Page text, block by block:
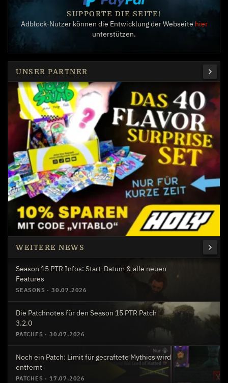
SUPPORTE DIE SEITE!
Adblock-Nutzer können die Entwicklung der Webseite hier
unterstützen.
UNSER PARTNER
WEITERE NEWS
Season 15 PTR Infos: Start-Datum & alle neuen
Features
SEASONS · 30.07.2026
Die Patchnotes für den Season 15 PTR Patch
3.2.0
PATCHES · 30.07.2026
Noch ein Patch: Limit für gecraftete Mythics wird
entfernt
PATCHES · 17.07.2026